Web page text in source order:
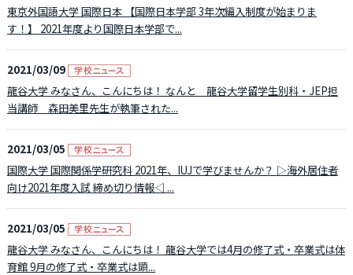
東京外国語大学 国際日本 【国際日本学部 3年次編入制度が始まりま
す！】 2021年度より国際日本学部で...
2021/03/09
龍谷大学 みなさん、こんにちは！ なんと 龍谷大学留学生別科・JEP担
当講師 森田美里先生が執筆された...
2021/03/05
国際大学 国際関係学研究科 2021年、IUJで学びませんか？ ▷海外居住者
向け2021年度入試 締め切り情報◁ ...
2021/03/05
龍谷大学 みなさん、こんにちは！ 龍谷大学では4月の修了式・卒業式は体
育館 9月の修了式・卒業式は顕...